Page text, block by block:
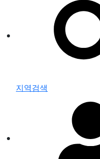
지역검색